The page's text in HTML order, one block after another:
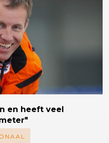
en heeft veel